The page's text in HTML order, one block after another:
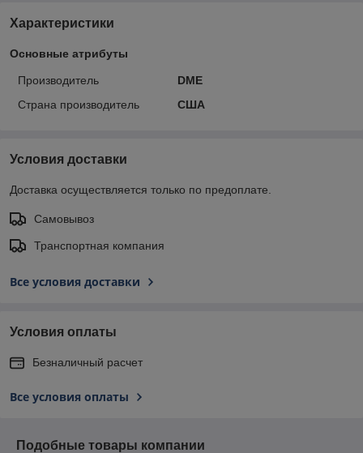
Характеристики
Основные атрибуты
Производитель
DME
Страна производитель
США
Условия доставки
Доставка осуществляется только по предоплате.
Самовывоз
Транспортная компания
Все условия доставки
Условия оплаты
Безналичный расчет
Все условия оплаты
Подобные товары компании